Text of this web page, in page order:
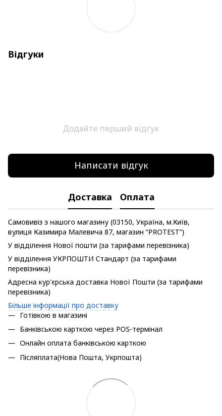
Відгуки
Додайте перший відгук
Написати відгук
Доставка Оплата
Самовивіз з нашого магазину (03150, Україна, м.Київ,
вулиця Казимира Малевича 87, магазин “PROTEST”)
У відділення Нової пошти (за тарифами перевізника)
У відділення УКРПОШТИ Стандарт (за тарифами
перевізника)
Адресна кур'єрська доставка Нової Пошти (за тарифами
перевізника)
Більше інформації про доставку
Готівкою в магазині
Банківською карткою через POS-термінал
Онлайн оплата банківською карткою
Післяплата(Нова Пошта, Укрпошта)